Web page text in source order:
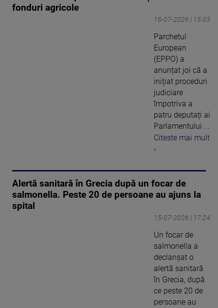
fonduri agricole
16-07-2026 | 15:03
Parchetul
European
(EPPO) a
anunțat joi că a
inițiat proceduri
judiciare
împotriva a
patru deputați ai
Parlamentului ...
Citeste mai mult
›
Alertă sanitară în Grecia după un focar de
salmonella. Peste 20 de persoane au ajuns la
spital
15-07-2026 | 17:24
Un focar de
salmonella a
declanșat o
alertă sanitară
în Grecia, după
ce peste 20 de
persoane au